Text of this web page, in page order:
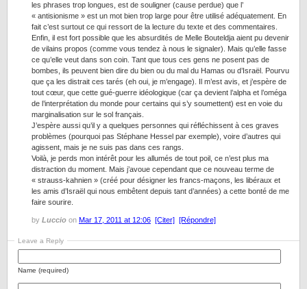
les phrases trop longues, est de souligner (cause perdue) que l’
« antisionisme » est un mot bien trop large pour être utilisé adéquatement. En
fait c’est surtout ce qui ressort de la lecture du texte et des commentaires.
Enfin, il est fort possible que les absurdités de Melle Bouteldja aient pu devenir
de vilains propos (comme vous tendez à nous le signaler). Mais qu’elle fasse
ce qu’elle veut dans son coin. Tant que tous ces gens ne posent pas de
bombes, ils peuvent bien dire du bien ou du mal du Hamas ou d’Israël. Pourvu
que ça les distrait ces tarés (eh oui, je m’engage). Il m’est avis, et j’espère de
tout cœur, que cette gué-guerre idéologique (car ça devient l’alpha et l’oméga
de l’interprétation du monde pour certains qui s’y soumettent) est en voie du
marginalisation sur le sol français.
J’espère aussi qu’il y a quelques personnes qui réfléchissent à ces graves
problèmes (pourquoi pas Stéphane Hessel par exemple), voire d’autres qui
agissent, mais je ne suis pas dans ces rangs.
Voilà, je perds mon intérêt pour les allumés de tout poil, ce n’est plus ma
distraction du moment. Mais j’avoue cependant que ce nouveau terme de
« strauss-kahnien » (créé pour désigner les francs-maçons, les libéraux et
les amis d’Israël qui nous embêtent depuis tant d’années) a cette bonté de me
faire sourire.
by Luccio on Mar 17, 2011 at 12:06 [Citer] [Répondre]
Leave a Reply
Name (required)